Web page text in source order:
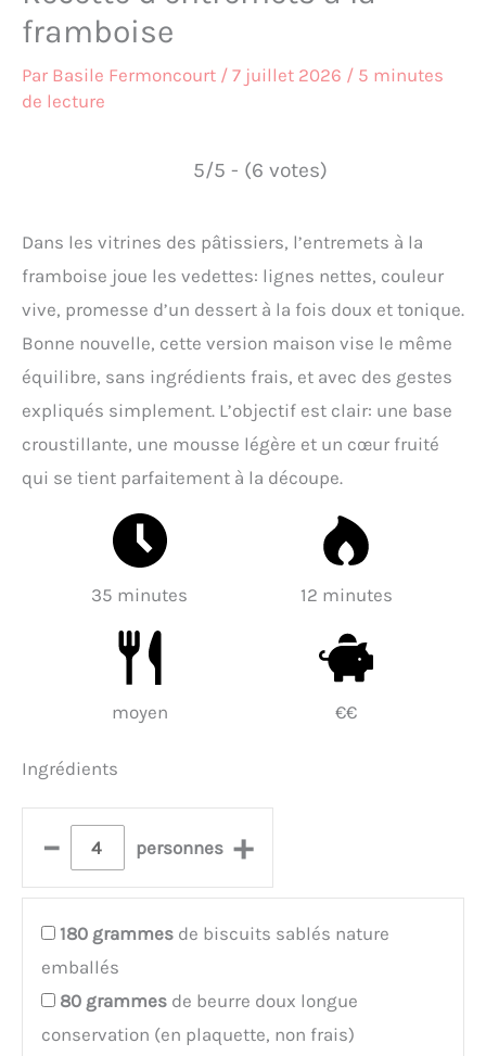
framboise
Par Basile Fermoncourt / 7 juillet 2026 / 5 minutes
de lecture
5/5 - (6 votes)
Dans les vitrines des pâtissiers, l’entremets à la
framboise joue les vedettes: lignes nettes, couleur
vive, promesse d’un dessert à la fois doux et tonique.
Bonne nouvelle, cette version maison vise le même
équilibre, sans ingrédients frais, et avec des gestes
expliqués simplement. L’objectif est clair: une base
croustillante, une mousse légère et un cœur fruité
qui se tient parfaitement à la découpe.
35 minutes 12 minutes
moyen €€
Ingrédients
– personnes +
180 grammes de biscuits sablés nature
emballés
80 grammes de beurre doux longue
conservation (en plaquette, non frais)